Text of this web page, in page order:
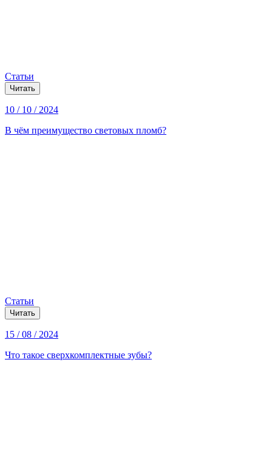
Статьи
Читать
10 / 10 / 2024
В чём преимущество световых пломб?
Статьи
Читать
15 / 08 / 2024
Что такое сверхкомплектные зубы?